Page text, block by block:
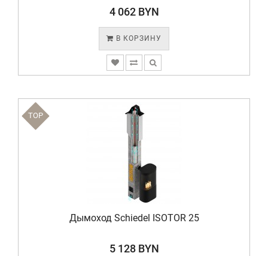
4 062 BYN
В КОРЗИНУ
TOP
Дымоход Schiedel ISOTOR 25
5 128 BYN